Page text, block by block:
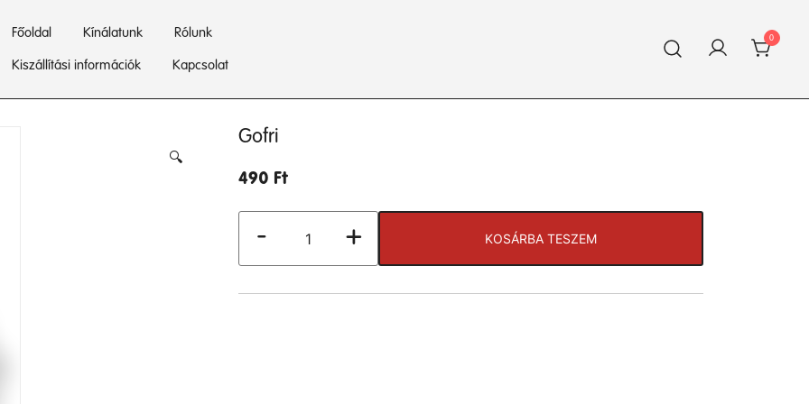
Főoldal Kínálatunk Rólunk
Kiszállítási információk Kapcsolat
0
🔍
Gofri
490 Ft
-
mennyiség
+ KOSÁRBA TESZEM